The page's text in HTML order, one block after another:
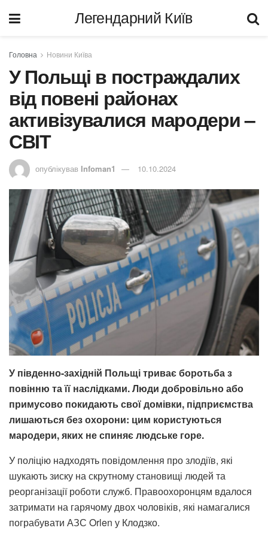
Легендарний Київ
Головна Новини Київа
У Польщі в постраждалих
від повені районах
активізувалися мародери –
СВІТ
опублікував Infoman1 10.10.2024
У південно-західній Польщі триває боротьба з
повінню та її наслідками. Люди добровільно або
примусово покидають свої домівки, підприємства
лишаються без охорони: цим користуються
мародери, яких не спиняє людське горе.
У поліцію надходять повідомлення про злодіїв, які
шукають зиску на скрутному становищі людей та
реорганізації роботи служб. Правоохоронцям вдалося
затримати на гарячому двох чоловіків, які намагалися
пограбувати АЗС Orlen у Клодзко.